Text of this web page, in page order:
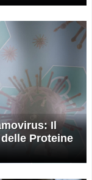
Il
Proteine